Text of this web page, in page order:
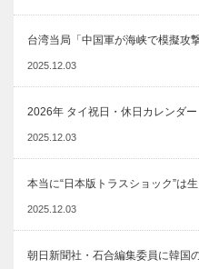
台湾当局「中国軍が海峡で模擬攻
2025.12.03
2026年 タイ祝日・休日カレンダー
2025.12.03
本当に“日本版トラスショック”は
2025.12.03
朝日新聞社・石合編集委員に韓